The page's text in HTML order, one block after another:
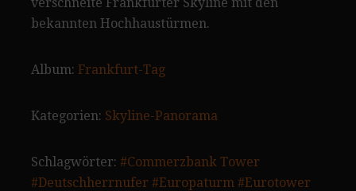
bekannten Hochhaustürmen.
Album: Frankfurt-Tag
Kategorien: Skyline-Panorama
Schlagwörter: #Commerzbank Tower
#Deutschherrnufer #Europaturm #Eurotower